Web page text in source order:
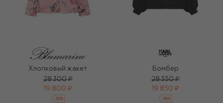
Хлопковый жакет
28 300 ₽
19 800 ₽
-30%
Бомбер
28 350 ₽
19 850 ₽
-30%